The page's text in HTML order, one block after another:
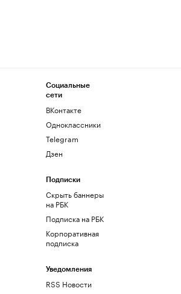
Социальные
сети
ВКонтакте
Одноклассники
Telegram
Дзен
Подписки
Скрыть баннеры
на РБК
Подписка на РБК
Корпоративная
подписка
Уведомления
RSS Новости